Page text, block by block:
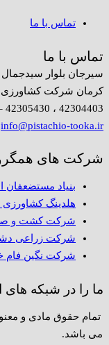
تماس با ما
تماس با ما
سیرجان بلوار
کرمان شرکت کشاورزی
42304403 ، 42305430 – 034
info@pistachio-tooka.ir
شرکت های
بنیاد مستضعفان
هلدینگ
شرکت کشت و
شرکت زراعی
شرکت نگین فام
ما را در شبکه های
تمام حقوق مادی و
می باشد.